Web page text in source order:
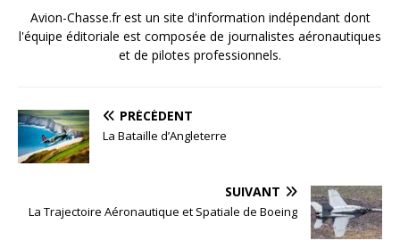
Avion-Chasse.fr est un site d'information indépendant dont
l'équipe éditoriale est composée de journalistes aéronautiques
et de pilotes professionnels.
PRÉCÉDENT
La Bataille d’Angleterre
SUIVANT
La Trajectoire Aéronautique et Spatiale de Boeing